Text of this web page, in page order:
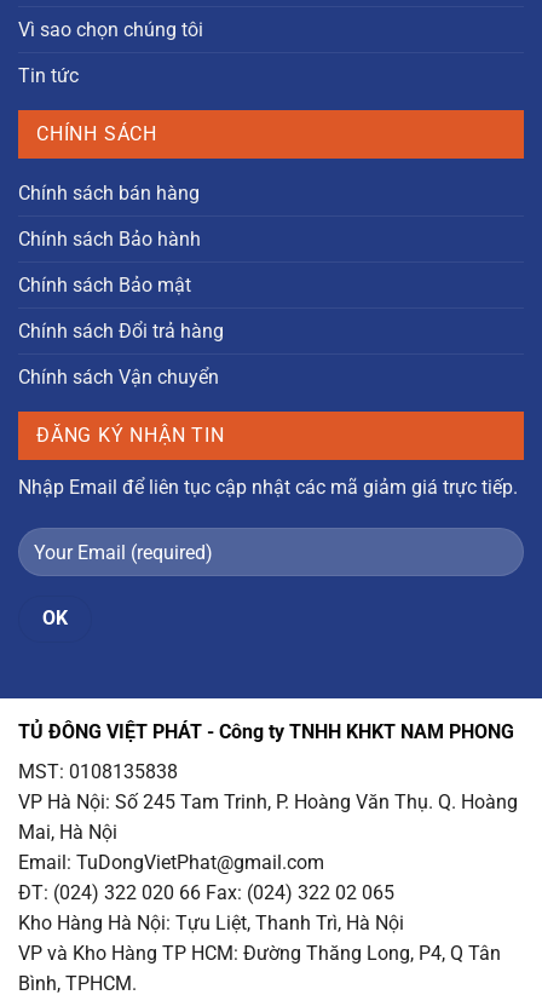
Vì sao chọn chúng tôi
Tin tức
CHÍNH SÁCH
Chính sách bán hàng
Chính sách Bảo hành
Chính sách Bảo mật
Chính sách Đổi trả hàng
Chính sách Vận chuyển
ĐĂNG KÝ NHẬN TIN
Nhập Email để liên tục cập nhật các mã giảm giá trực tiếp.
TỦ ĐÔNG VIỆT PHÁT - Công ty TNHH KHKT NAM PHONG
MST: 0108135838
VP Hà Nội: Số 245 Tam Trinh, P. Hoàng Văn Thụ. Q. Hoàng
Mai, Hà Nội
Email : TuDongVietPhat@gmail.com
ĐT: (024) 322 020 66 Fax: (024) 322 02 065
Kho Hàng Hà Nội: Tựu Liệt, Thanh Trì, Hà Nội
VP và Kho Hàng TP HCM: Đường Thăng Long, P4, Q Tân
Bình, TPHCM.